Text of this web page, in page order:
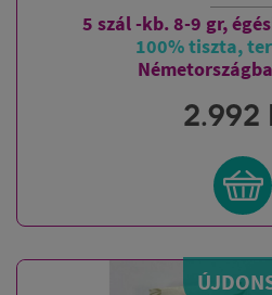
5 szál -kb. 8-9 gr,
100% tiszta,
2.992